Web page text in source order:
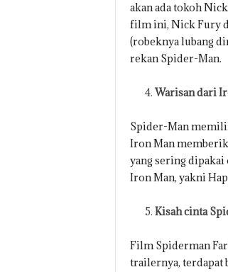
akan ada tokoh
film ini, Nick Fury
(robeknya lubang
rekan Spider-Man.
Warisan dari
Spider-Man
Iron Man
yang sering dipakai
Iron Man, yakni
Kisah cinta
Film Spiderman
trailernya, terdapat